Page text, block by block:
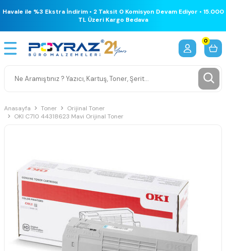
Havale ile %3 Ekstra İndirim • 2 Taksit 0 Komisyon Devam Ediyor • 15.000
TL Üzeri Kargo Bedava
0
Anasayfa Toner
Orijinal Toner
OKI C710 44318623 Mavi Orijinal Toner